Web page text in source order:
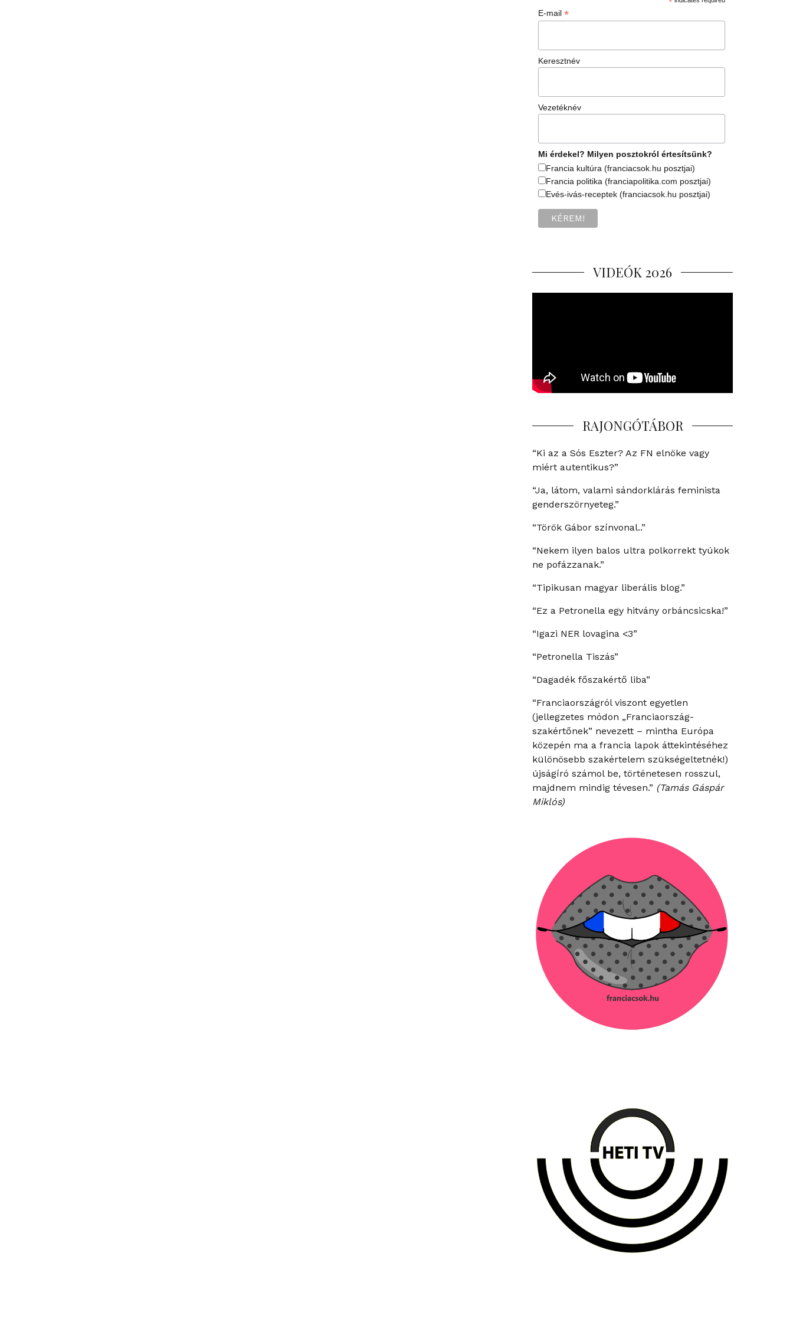
E-mail*
Keresztnév
Vezetéknév
Mi érdekel? Milyen posztokról értesítsünk?
Francia kultúra (franciacsok.hu posztjai)
Francia politika (franciapolitika.com posztjai)
Evés-ivás-receptek (franciacsok.hu posztjai)
VIDEÓK 2026
RAJONGÓTÁBOR
“Ki az a Sós Eszter? Az FN elnöke vagy
miért autentikus?”
“Ja, látom, valami sándorklárás feminista
genderszörnyeteg.”
“Török Gábor színvonal..”
“Nekem ilyen balos ultra polkorrekt tyúkok
ne pofázzanak.”
“Tipikusan magyar liberális blog.”
“Ez a Petronella egy hitvány orbáncsicska!”
“Igazi NER lovagina <3”
“Petronella Tiszás”
“Dagadék főszakértő liba”
“Franciaországról viszont egyetlen
(jellegzetes módon „Franciaország-
szakértőnek” nevezett – mintha Európa
közepén ma a francia lapok áttekintéséhez
különösebb szakértelem szükségeltetnék!)
újságíró számol be, történetesen rosszul,
majdnem mindig tévesen.” (Tamás Gáspár
Miklós)